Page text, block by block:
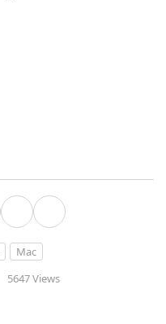
Mac
5647 Views